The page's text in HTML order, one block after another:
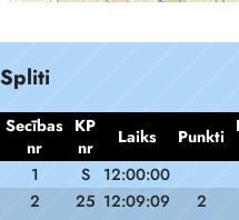
Spliti
Secības
nr
KP
nr
Laiks Punkti
1
S
12:00:00
2
25 12:09:09 2